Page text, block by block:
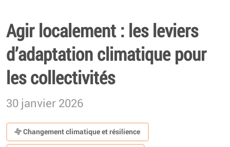
Agir localement : les leviers
d’adaptation climatique pour
les collectivités
30 janvier 2026
Changement climatique et résilience